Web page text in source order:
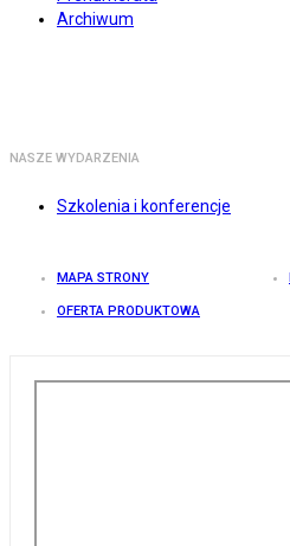
Archiwum
NASZE WYDARZENIA
Szkolenia i konferencje
MAPA STRONY
OFERTA PRODUKTOWA